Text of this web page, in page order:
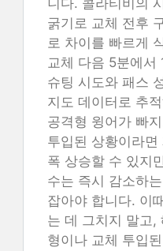
니다. 콜라티비의
굵기로 교체 전후
로 차이를 빠르게
교체 다음 5분에서
슈팅 시도와 패스
지도 데이터로 추
공격형 윙어가 빠
투입된 상황이라
폭 상승할 수 있지
수는 즉시 감소하
잡아야 합니다. 이
는 데 그치지 말고,
형이나 교체 투입